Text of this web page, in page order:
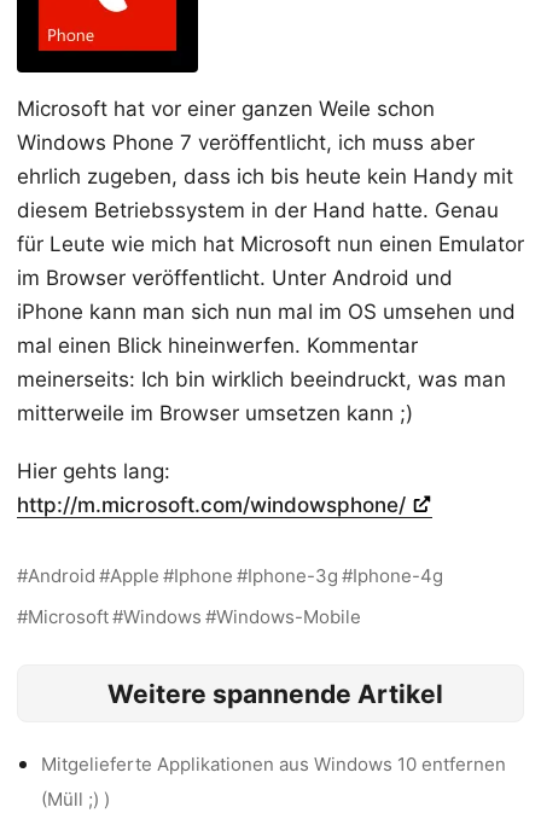
Microsoft hat vor einer ganzen Weile schon
Windows Phone 7 veröffentlicht, ich muss aber
ehrlich zugeben, dass ich bis heute kein Handy mit
diesem Betriebssystem in der Hand hatte. Genau
für Leute wie mich hat Microsoft nun einen Emulator
im Browser veröffentlicht. Unter Android und
iPhone kann man sich nun mal im OS umsehen und
mal einen Blick hineinwerfen. Kommentar
meinerseits: Ich bin wirklich beeindruckt, was man
mitterweile im Browser umsetzen kann ;)
Hier gehts lang:
http://m.microsoft.com/windowsphone/
Android Apple Iphone Iphone-3g
Iphone-4g
Microsoft
Windows Windows-Mobile
Weitere spannende Artikel
Mitgelieferte Applikationen aus Windows 10 entfernen
(Müll ;) )